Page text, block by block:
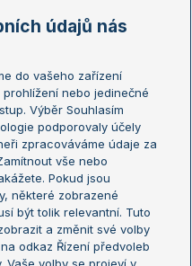
Open
Open
mistrů
mistryň
údajů nás
do vašeho zařízení
nebo jedinečné
Výběr Souhlasím
podporovaly účely
zpracováváme údaje za
vše nebo
Pokud jsou
některé zobrazené
být tolik relevantní. Tuto
a změnit své volby
odkaz Řízení předvoleb